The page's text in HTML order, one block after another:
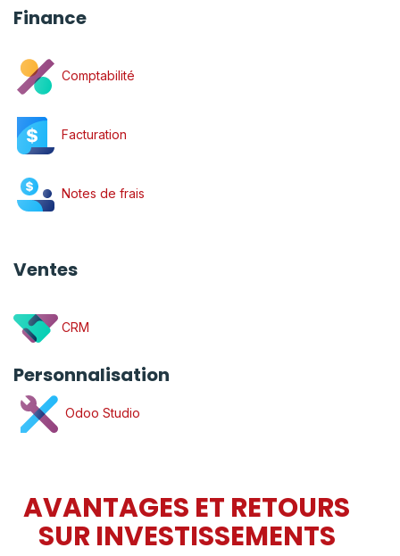
Finance
Comptabilité
Facturation
Notes de frais
Ventes
CRM
Personnalisation
Odoo Studio
AVANTAGES ET RETOURS
SUR INVESTISSEMENTS